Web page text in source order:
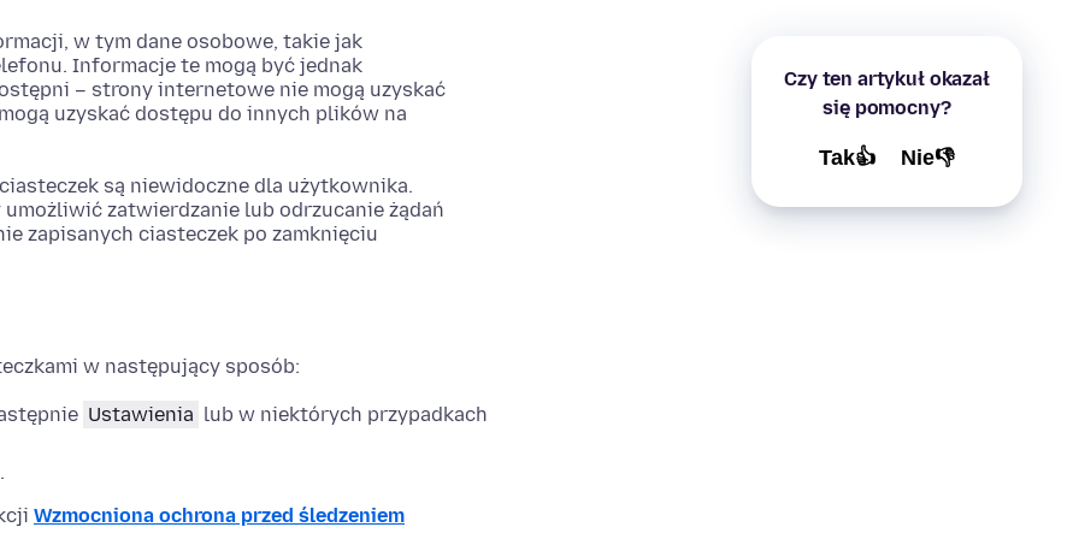
Czy ten artykuł okazał
się pomocny?
Tak👍 Nie👎
w tym dane osobowe, takie jak
Informacje te mogą być jednak
– strony internetowe nie mogą uzyskać
uzyskać dostępu do innych plików na
są niewidoczne dla użytkownika.
zatwierdzanie lub odrzucanie żądań
zapisanych ciasteczek po zamknięciu
w następujący sposób:
Ustawienia lub w niektórych przypadkach
.
Wzmocniona ochrona przed śledzeniem